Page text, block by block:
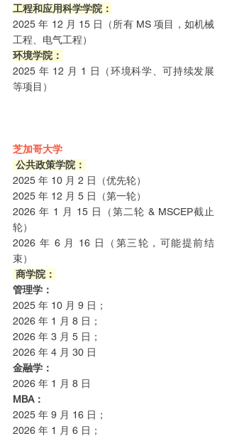
工程和应用科学学院：
2025 年 12 月 15 日（所有 MS 项目，如机械
工程、电气工程）
环境学院：
2025 年 12 月 1 日（环境科学、可持续发展
等项目）
芝加哥大学
公共政策学院：
2025 年 10 月 2 日（优先轮）
2025 年 12 月 5 日（第一轮）
2026 年 1 月 15 日（第二轮 & MSCEP截止
轮）
2026 年 6 月 16 日（第三轮，可能提前结
束）
商学院：
管理学：
2025 年 10 月 9 日；
2026 年 1 月 8 日；
2026 年 3 月 5 日；
2026 年 4 月 30 日
金融学：
2026 年 1 月 8 日
MBA：
2025 年 9 月 16 日；
2026 年 1 月 6 日；